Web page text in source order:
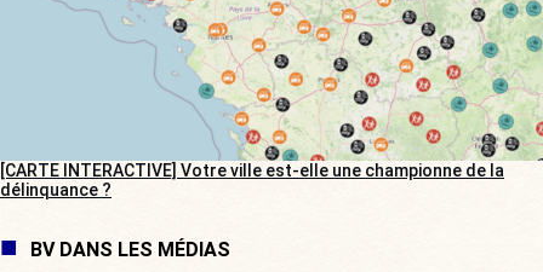
[CARTE INTERACTIVE] Votre ville est-elle une championne de la
délinquance ?
BV DANS LES MÉDIAS